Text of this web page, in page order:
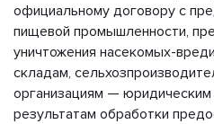
официальному договору с
пищевой промышленности,
уничтожения насекомых-
складам,
организациям —
результатам обработки